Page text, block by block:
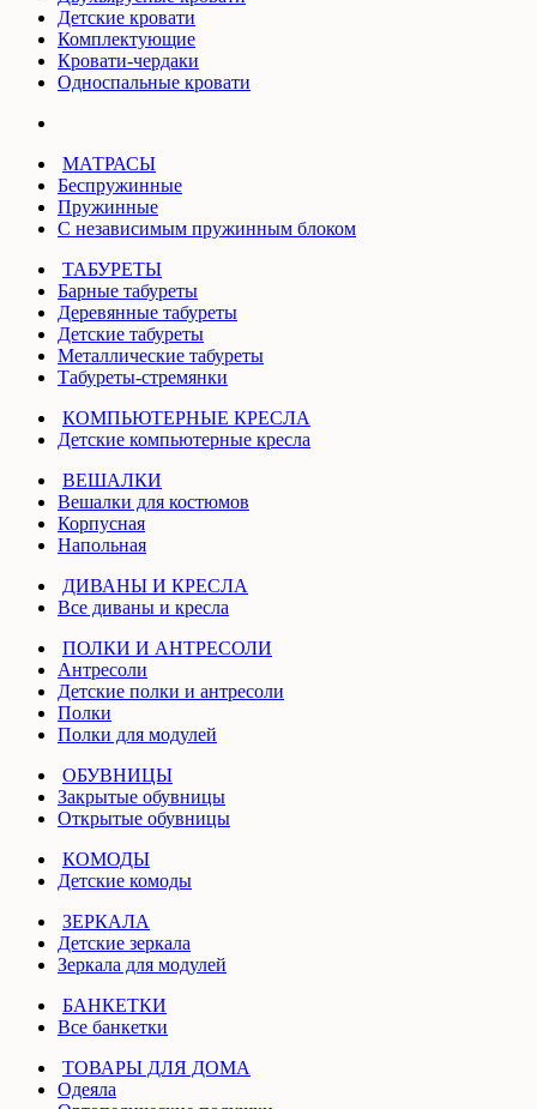
Детские кровати
Комплектующие
Кровати-чердаки
Односпальные кровати
МАТРАСЫ
Беспружинные
Пружинные
С независимым пружинным блоком
ТАБУРЕТЫ
Барные табуреты
Деревянные табуреты
Детские табуреты
Металлические табуреты
Табуреты-стремянки
КОМПЬЮТЕРНЫЕ КРЕСЛА
Детские компьютерные кресла
ВЕШАЛКИ
Вешалки для костюмов
Корпусная
Напольная
ДИВАНЫ И КРЕСЛА
Все диваны и кресла
ПОЛКИ И АНТРЕСОЛИ
Антресоли
Детские полки и антресоли
Полки
Полки для модулей
ОБУВНИЦЫ
Закрытые обувницы
Открытые обувницы
КОМОДЫ
Детские комоды
ЗЕРКАЛА
Детские зеркала
Зеркала для модулей
БАНКЕТКИ
Все банкетки
ТОВАРЫ ДЛЯ ДОМА
Одеяла